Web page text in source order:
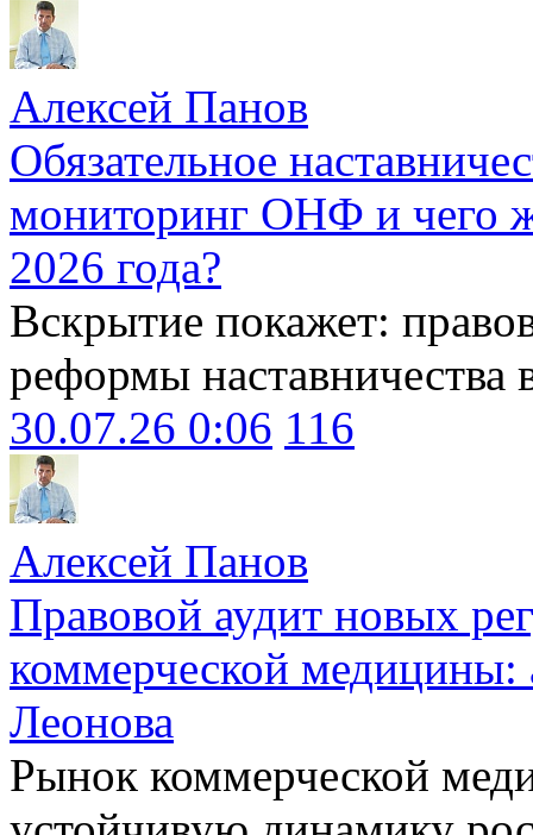
Алексей Панов
Обязательное
мониторинг ОНФ и чего
2026 года?
Вскрытие покажет:
реформы наставничества
30.07.26 0:06 116
Алексей Панов
Правовой аудит новых
коммерческой медицины:
Леонова
Рынок коммерческой